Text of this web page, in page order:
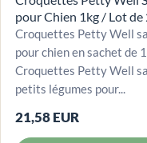
pour Chien 1kg / Lot de
Croquettes Petty Well
pour chien en sachet de
Croquettes Petty Well
petits légumes pour...
21,58 EUR